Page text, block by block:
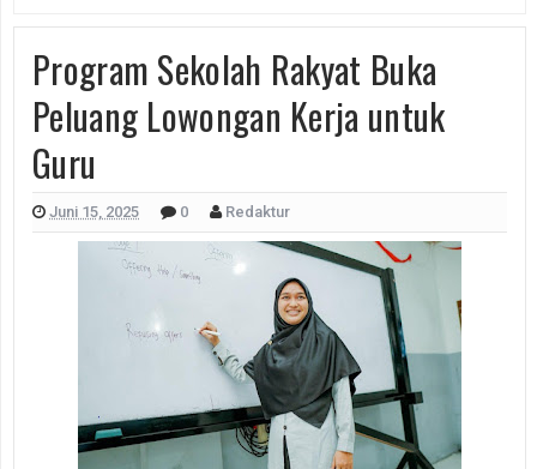
Program Sekolah Rakyat Buka
Peluang Lowongan Kerja untuk
Guru
Juni 15, 2025 0 Redaktur